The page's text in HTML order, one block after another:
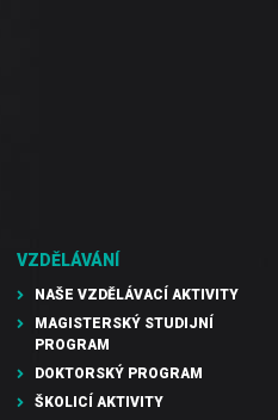
VZDĚLÁVÁNÍ
NAŠE VZDĚLÁVACÍ AKTIVITY
MAGISTERSKÝ STUDIJNÍ
PROGRAM
DOKTORSKÝ PROGRAM
ŠKOLICÍ AKTIVITY